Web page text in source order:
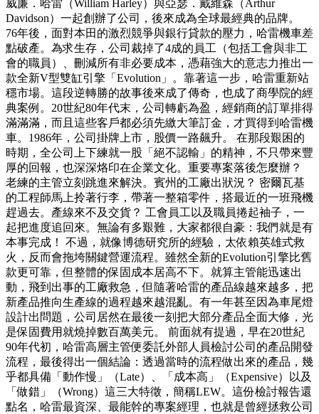
威廉．哈雷（William Harley）與亞瑟．戴維森（Arthur
Davidson）一起創辦了公司，後來成為全球最經典的品牌。
76年後，面對本田的激烈競爭與銀行貸款的壓力，哈雷機車差
點破產。為求生存，公司裁掉了4成的員工（包括工會與非工
會的職員）、刪減所有非必要成本，憑藉強大的意志力推出一
款全新V型雙缸引擎「Evolution」。靠著這一步，哈雷重新站
穩市場。這段逆轉勝的故事後來成了傳奇，也成了商學院的經
典案例。20世紀80年代末，公司轉虧為盈，經銷商的訂單排得
滿滿滿，而且這些客戶都必須先繳大筆訂金，才買得到哈雷機
車。1986年，公司掛牌上市，股價一路飆升。 在那段艱困的
時期，全公司上下練就一股「絕不認輸」的精神，不只帶來豐
厚的回報，也深深烙印在企業文化。重要專案落後怎麼辦？
老練的主管立刻跳進來解決。賓州的工廠出狀況？ 密爾瓦基
的工程師馬上拎著行李，帶著一整箱零件，搭最近的一班飛機
趕過去。產線來不及交貨？ 工會員工以及職員捲起袖子，一
起把進度追回來。無論有多艱難，大家都很自豪：我們就是有
本事完成！ 不過，就像博德研究所的經驗，太依賴英雄式救
火，反而會拖垮關鍵營運流程。雖然全新的Evolution引擎比舊
款更可靠，但整體的保固成本居高不下。就算主管能迅速出
動，飛到出事的工廠救急，但隨著哈雷的產品線越來越多，把
新產品推向生產線的過程越來越混亂。有一年甚至因為車尾燈
設計出問題，公司居然在最後一刻把大部分產品全面大修，光
是保固費用就燒掉數百萬美元。 前面就有提過，早在20世紀
90年代初，哈雷高層主管便委託外部人員檢討公司的產品開發
流程，最後得出一個結論：透過當時的流程做出來的產品，幾
乎都具備「動作慢」（Late）、「成本高」（Expensive）以及
「做錯」（Wrong）這三大特徵，簡稱LEW。這份檢討報告還
點名，哈雷最資深、最能幹的專案經理，也就是曾經拯救公司